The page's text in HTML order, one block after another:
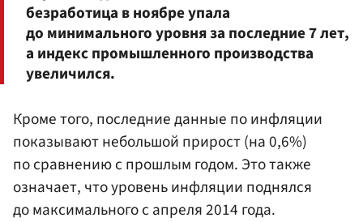
безработица в ноябре упала
до минимального уровня за последние 7 лет,
а индекс промышленного производства
увеличился.
Кроме того, последние данные по инфляции
показывают небольшой прирост (на 0,6%)
по сравнению с прошлым годом. Это также
означает, что уровень инфляции поднялся
до максимального с апреля 2014 года.